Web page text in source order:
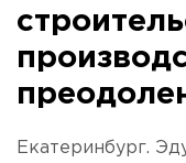
Екатеринбург.